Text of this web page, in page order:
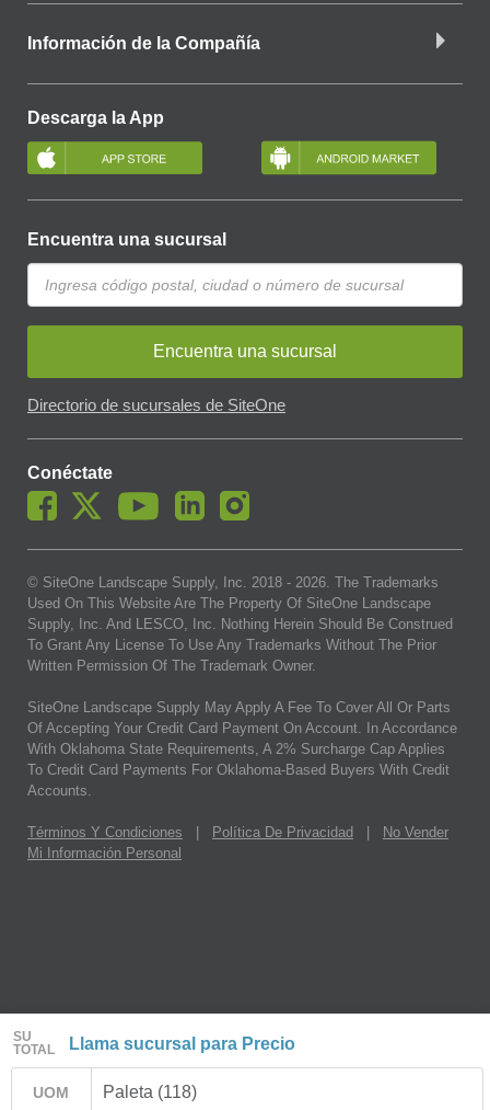
SU
TOTAL
Llama sucursal para Precio
UOM Paleta (118)
Información de la Compañía
Descarga la App
Encuentra una sucursal
Encuentra una sucursal
Directorio de sucursales de SiteOne
Conéctate
© SiteOne Landscape Supply, Inc. 2018 - 2026. The Trademarks
Used On This Website Are The Property Of SiteOne Landscape
Supply, Inc. And LESCO, Inc. Nothing Herein Should Be Construed
To Grant Any License To Use Any Trademarks Without The Prior
Written Permission Of The Trademark Owner.
SiteOne Landscape Supply May Apply A Fee To Cover All Or Parts
Of Accepting Your Credit Card Payment On Account. In Accordance
With Oklahoma State Requirements, A 2% Surcharge Cap Applies
To Credit Card Payments For Oklahoma-Based Buyers With Credit
Accounts.
Términos Y Condiciones Política De Privacidad
No Vender
Mi Información Personal